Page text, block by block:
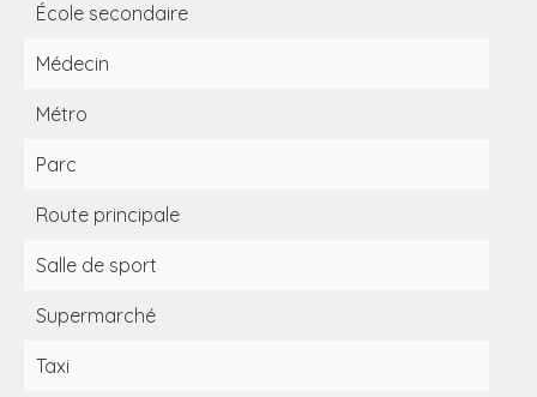
École secondaire
Médecin
Métro
Parc
Route principale
Salle de sport
Supermarché
Taxi